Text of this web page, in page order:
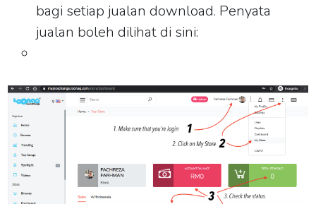
bagi setiap jualan download. Penyata
jualan boleh dilihat di sini: